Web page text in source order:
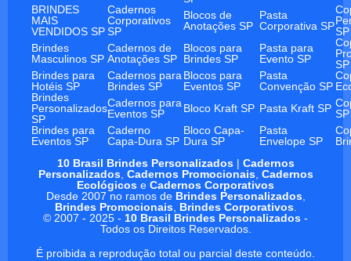
BRINDES
MAIS
VENDIDOS SP
Cadernos
Corporativos
SP
Blocos de
Anotações SP
Pasta
Corporativa SPSP
Brindes
Masculinos SP
Cadernos de
Anotações SP
Blocos para
Brindes SP
Pasta para
Evento SP
SP
Brindes para
Hotéis SP
Cadernos para
Brindes SP
Blocos para
Eventos SP
Pasta
Convenção SP
Brindes
Personalizados
SP
Cadernos para
Eventos SP
Bloco Kraft SP Pasta Kraft SP SP
Brindes para
Eventos SP
Caderno
Capa-Dura SP
Bloco Capa-
Dura SP
Pasta
Envelope SP
10 Brasil Brindes Personalizados| Cadernos
Personalizados, Cadernos Promocionais, Cadernos
Ecológicos e Cadernos Corporativos
Desde 2007 no ramos de Brindes Personalizados,
Brindes Promocionais, Brindes Corporativos.
© 2007 - 2025 - 10 Brasil Brindes Personalizados -
Todos os Direitos Reservados.
É proibida a reprodução total ou parcial deste conteúdo.